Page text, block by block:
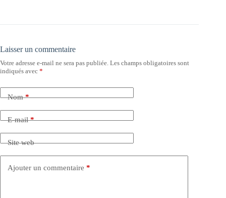
Laisser un commentaire
Votre adresse e-mail ne sera pas publiée. Les champs obligatoires sont
indiqués avec *
Nom*
E-mail*
Site web
Ajouter un commentaire *